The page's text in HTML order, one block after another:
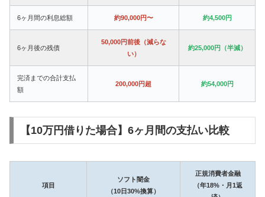
6ヶ月間の利息総額 約90,000円〜 約4,500円
6ヶ月後の残債
50,000円前後（減らな
い）
約25,000円（半減）
完済までの合計支払
額
200,000円超 約54,000円
【10万円借りた場合】6ヶ月間の支払い比較
項目
ソフト闇金
（10日30%換算）
正規消費者金融
（年18%・月1返